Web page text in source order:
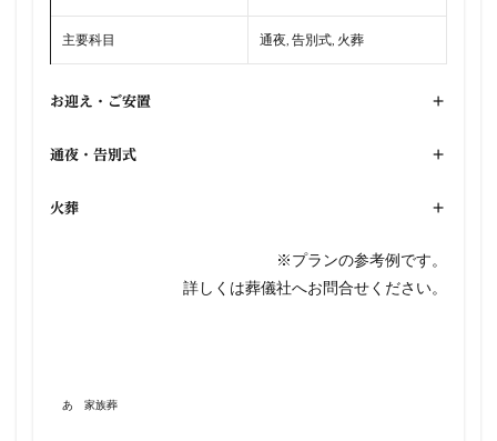
主要科目 通夜, 告別式, 火葬
お迎え・ご安置 +
通夜・告別式 +
火葬 +
※プランの参考例です。
詳しくは葬儀社へお問合せください。
あゝ家族葬